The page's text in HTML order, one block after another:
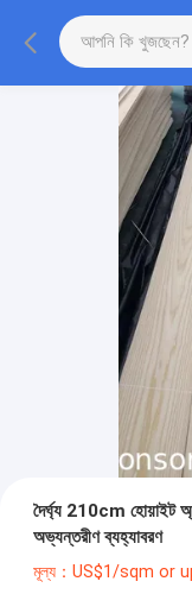
দৈর্ঘ্য 210cm হোয়াইট
অভ্যন্তরীণ ব্যহ্যাবরণ
মূল্য：US$1/sqm or